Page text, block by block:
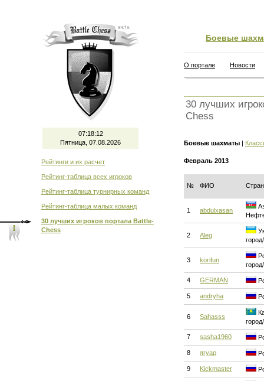
07:18:13
Пятница, 07.08.2026
Рейтинги и их расчет
Рейтинг-таблица всех игроков
Рейтинг-таблица турнирных команд
Рейтинг-таблица малых команд
30 лучших игроков портала Battle-
Chess
Боевые
О портале Новости
30 лучших
Chess
Боевые шахматы |
Февраль 2013
№ ФИО
1 abdulxasan
2 Aleg
3 korifun
4 GERMAN
5 andryha
6 Sahasss
7 sasha1960
8 ягуар
9 Kickmaster